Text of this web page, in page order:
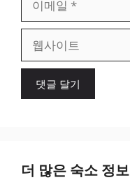
일
이
더 많은 숙소 정보